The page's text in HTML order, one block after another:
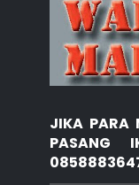
JIKA PARA
PASANG